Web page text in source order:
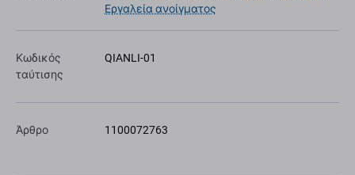
Εργαλεία ανοίγματος
Κωδικός
ταύτισης
QIANLI-01
Άρθρο 1100072763